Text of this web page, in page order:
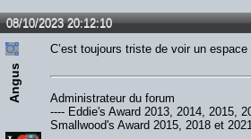
08/10/2023 20:12:10
Angus
C’est toujours triste de voir un espace
Administrateur du forum
---- Eddie's Award 2013, 2014, 2015,
Smallwood's Award 2015, 2018 et